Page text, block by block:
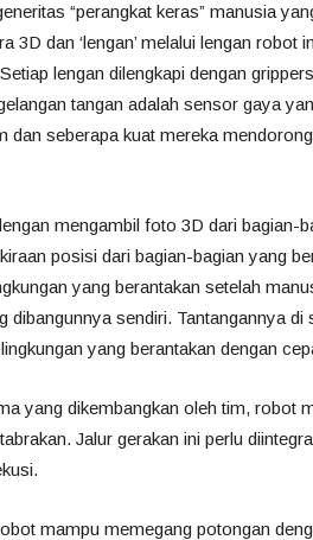
“perangkat keras” manusia
3D dan ‘lengan’ melalui lengan robot
lengan dilengkapi dengan
tangan adalah sensor gaya
dan seberapa kuat mereka
mengambil foto 3D dari bagian-
posisi dari bagian-bagian yang
yang berantakan setelah
dibangunnya sendiri. Tantangannya di
yang berantakan dengan
yang dikembangkan oleh tim, robot
Jalur gerakan ini perlu
mampu memegang potongan